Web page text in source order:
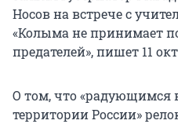
Носов на встрече с
«Колыма не принимает
предателей», пишет 11
О том, что «радующимся
территории России»